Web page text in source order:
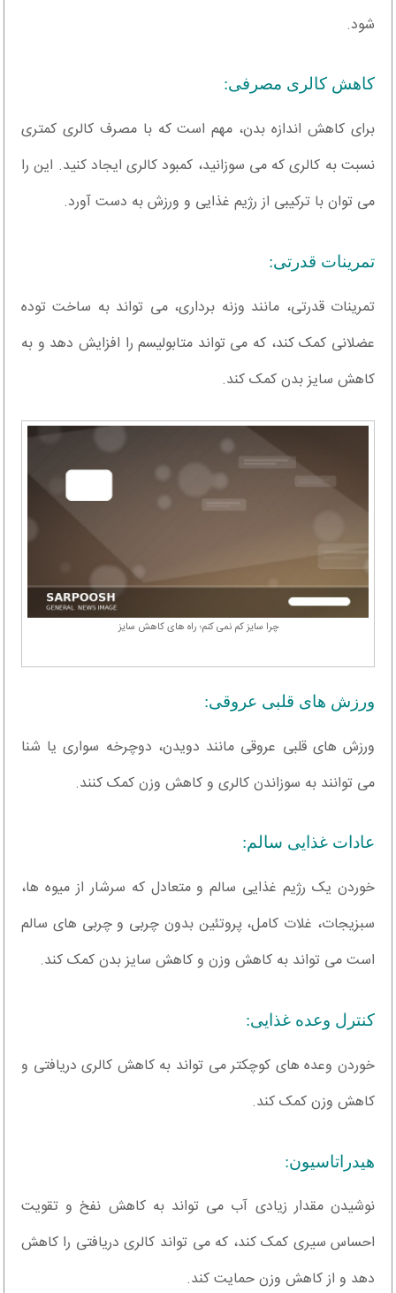
شود.
کاهش کالری مصرفی:
برای کاهش اندازه بدن، مهم است که با مصرف کالری کمتری
نسبت به کالری که می سوزانید، کمبود کالری ایجاد کنید. این را
می توان با ترکیبی از رژیم غذایی و ورزش به دست آورد.
تمرینات قدرتی:
تمرینات قدرتی، مانند وزنه برداری، می تواند به ساخت توده
عضلانی کمک کند، که می تواند متابولیسم را افزایش دهد و به
کاهش سایز بدن کمک کند.
چرا سایز کم نمی کنم؛ راه های کاهش سایز
ورزش های قلبی عروقی:
ورزش های قلبی عروقی مانند دویدن، دوچرخه سواری یا شنا
می توانند به سوزاندن کالری و کاهش وزن کمک کنند.
عادات غذایی سالم:
خوردن یک رژیم غذایی سالم و متعادل که سرشار از میوه ها،
سبزیجات، غلات کامل، پروتئین بدون چربی و چربی های سالم
است می تواند به کاهش وزن و کاهش سایز بدن کمک کند.
کنترل وعده غذایی:
خوردن وعده های کوچکتر می تواند به کاهش کالری دریافتی و
کاهش وزن کمک کند.
هیدراتاسیون:
نوشیدن مقدار زیادی آب می تواند به کاهش نفخ و تقویت
احساس سیری کمک کند، که می تواند کالری دریافتی را کاهش
دهد و از کاهش وزن حمایت کند.